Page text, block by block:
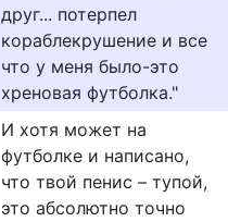
друг... потерпел
кораблекрушение и все
что у меня было-это
хреновая футболка."
И хотя может на
футболке и написано,
что твой пенис – тупой,
это абсолютно точно